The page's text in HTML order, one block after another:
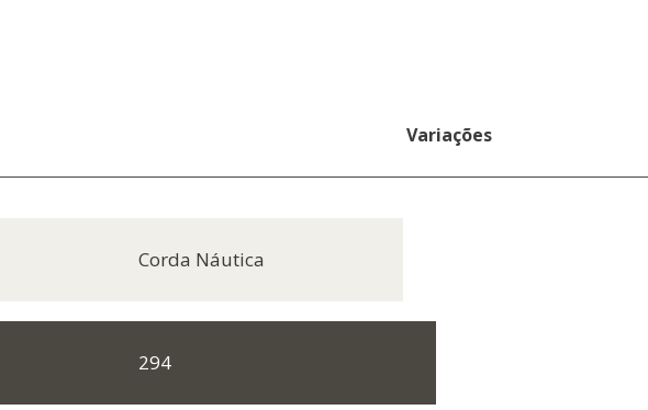
Variações
Corda Náutica
294